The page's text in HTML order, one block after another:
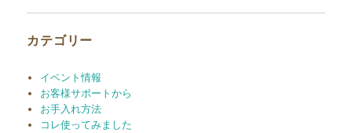
カテゴリー
イベント情報
お客様サポートから
お手入れ方法
コレ使ってみました